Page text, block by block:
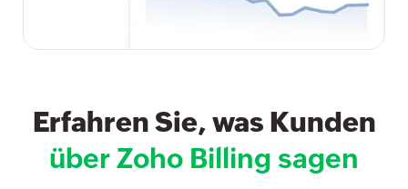
Erfahren Sie, was Kunden
über Zoho Billing sagen